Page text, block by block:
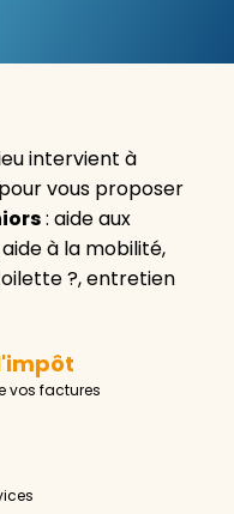
intervient à
pour vous proposer
: aide aux
à la mobilité,
?, entretien
vos factures